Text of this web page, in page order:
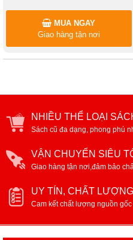
MUA NGAY
Giao hàng tận nơi
NHIỀU THỂ LOẠI
Sách cũ đa dạng, phong phú
VẬN CHUYỂN SIÊU
Giao hàng tận nơi,đảm bảo
UY TÍN, CHẤT LƯỢNG
Cam kết chất lượng nguồn gốc